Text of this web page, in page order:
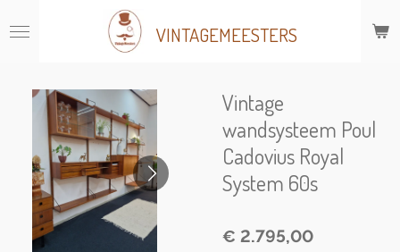
direct
hoofdinhoud
VINTAGEMEESTERS
Vintage
wandsysteem Poul
Cadovius Royal
System 60s
€ 2.795,00